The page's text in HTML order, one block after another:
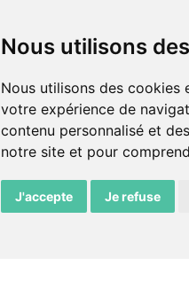
Nous utilisons
Nous utilisons des cookies
votre expérience de
contenu personnalisé et
notre site et pour
J'accepte Je refuse